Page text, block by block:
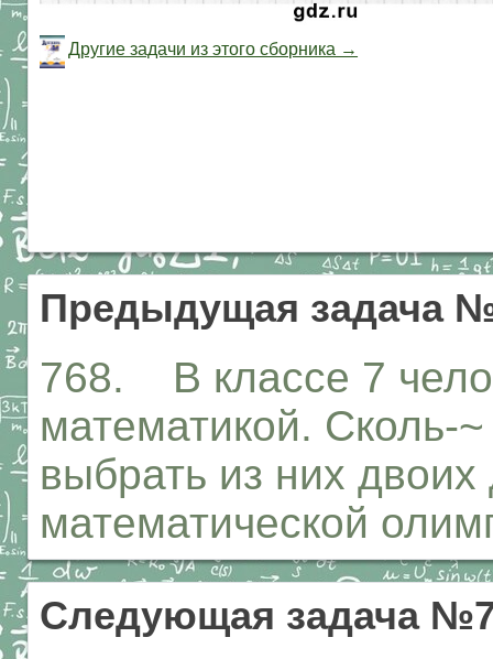
Другие задачи из этого сборника →
Предыдущая задача
768. В классе 7
математикой. Сколь-
выбрать из них двоих
математической
Следующая задача